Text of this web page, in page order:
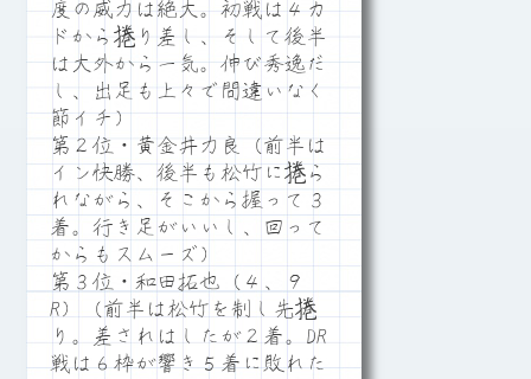
度の威力は絶大。初戦は４カ
ドから捲り差し、そして後半
は大外から一気。伸び秀逸だ
し、出足も上々で間違いなく
節イチ）
第２位・黄金井力良（前半は
イン快勝、後半も松竹に捲ら
れながら、そこから握って３
着。行き足がいいし、回って
からもスムーズ）
第３位・和田拓也（４、９
R）（前半は松竹を制し先捲
り。差されはしたが２着。DR
戦は６枠が響き５着に敗れた